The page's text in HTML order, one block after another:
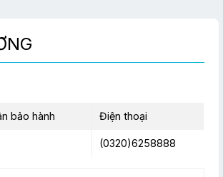
bảo hành Điện thoại
(0320)6258888